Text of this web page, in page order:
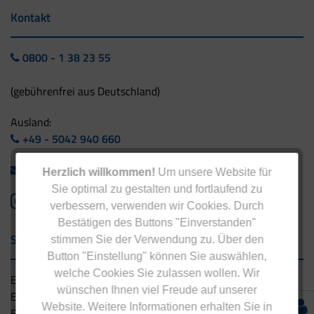
Herzlich willkommen! Um unsere Website für
Sie optimal zu gestalten und fortlaufend zu
verbessern, verwenden wir Cookies. Durch
Bestätigen des Buttons "Einverstanden"
stimmen Sie der Verwendung zu. Über den
Button "Einstellung" können Sie auswählen,
welche Cookies Sie zulassen wollen. Wir
wünschen Ihnen viel Freude auf unserer
Website. Weitere Informationen erhalten Sie in
Kontakt
0800 - 1 38 23 55
(gebührenfrei aus Deutschland)
Ausland:
+49 - 5042 940 660
info@eucell.de
Service & Versand
Eucell Gesundheitsservice
Eucell Ernährungscoach